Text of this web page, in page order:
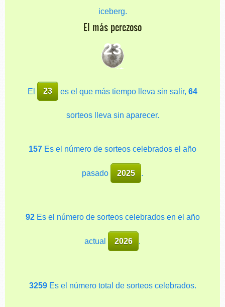
iceberg.
El más perezoso
23
El 23 es el que más tiempo lleva sin salir,64
sorteos lleva sin aparecer.
157 Es el número de sorteos celebrados el año
pasado 2025 .
92Es el número de sorteos celebrados en el año
actual 2026 .
3259Es el número total de sorteos celebrados.